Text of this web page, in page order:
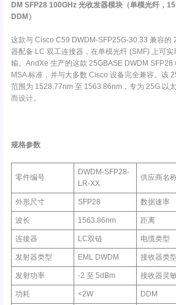
DM SFP28 100GHz 光收发器模块（单模光纤，
DDM）
这款与 Cisco C59 DWDM-SFP25G-30.33 兼容的
器配备 LC 双工连接器，在单模光纤 (SMF) 上可
输。AndXe 生产的这款 25GBASE DWDM SFP28
MSA 标准，并与大多数 Cisco 设备完全兼容。该
范围为 1528.77nm 至 1563.86nm，专为 25G 以
而设计。
规格参数
零件编号
DWDM-SFP28-
LR-XX
供应商名
外形尺寸 SFP28 数据速率
波长 1563.86nm 距离
连接器 LC双链 电缆类型
发射器类型 EML DWDM 接收器类型
发射功率 -2 至 5dBm 接收器灵
功耗 <2W DDM